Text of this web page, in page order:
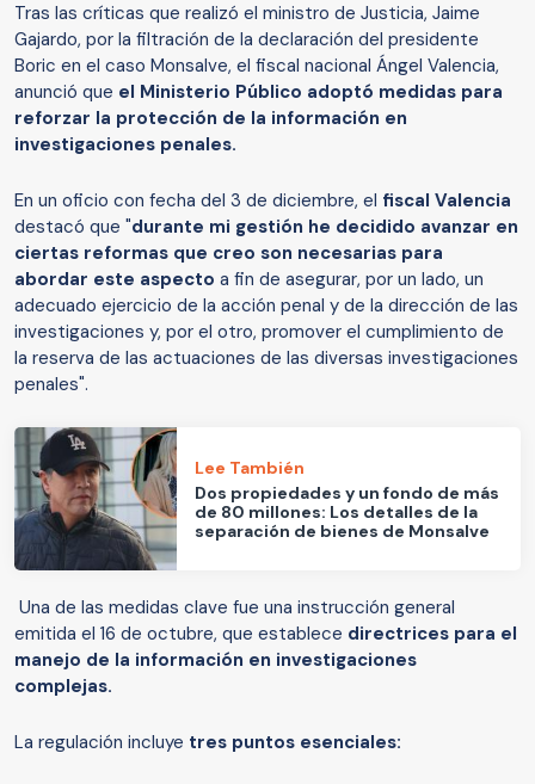
Tras las críticas que realizó el ministro de Justicia, Jaime
Gajardo, por la filtración de la declaración del presidente
Boric en el caso Monsalve, el fiscal nacional Ángel Valencia,
anunció que el Ministerio Público adoptó medidas para
reforzar la protección de la información en
investigaciones penales.
En un oficio con fecha del 3 de diciembre, el fiscal Valencia
destacó que "durante mi gestión he decidido avanzar en
ciertas reformas que creo son necesarias para
abordar este aspecto a fin de asegurar, por un lado, un
adecuado ejercicio de la acción penal y de la dirección de las
investigaciones y, por el otro, promover el cumplimiento de
la reserva de las actuaciones de las diversas investigaciones
penales".
Lee También
Dos propiedades y un fondo de más
de 80 millones: Los detalles de la
separación de bienes de Monsalve
Una de las medidas clave fue una instrucción general
emitida el 16 de octubre, que establece directrices para el
manejo de la información en investigaciones
complejas.
La regulación incluye tres puntos esenciales: